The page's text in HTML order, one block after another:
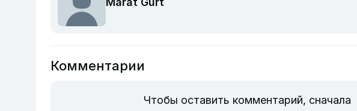
Комментарии
Чтобы оставить комментарий, сначала